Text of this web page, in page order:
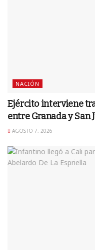
NACIÓN
Ejército interviene
entre Granada y San
AGOSTO 7, 2026